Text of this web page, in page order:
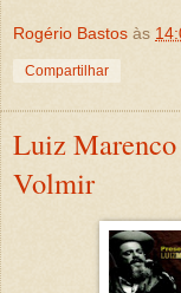
Rogério Bastos às
Compartilhar
Luiz
Volmir